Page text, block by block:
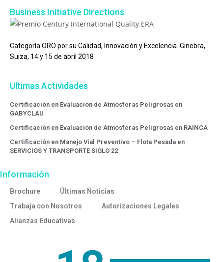
Business Initiative Directions
Categoría ORO por su Calidad, Innovación y Excelencia. Ginebra,
Suiza, 14 y 15 de abril 2018
Ultimas Actividades
Certificación en Evaluación de Atmósferas Peligrosas en
GABYCLAU
Certificación en Evaluación de Atmósferas Peligrosas en RAINCA
Certificación en Manejo Vial Preventivo – Flota Pesada en
SERVICIOS Y TRANSPORTE SIGLO 22
Información
Brochure
Últimas Noticias
Trabaja con Nosotros
Autorizaciones Legales
Alianzas Educativas